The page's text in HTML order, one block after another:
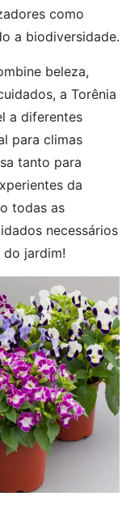
como
a biodiversidade.
beleza,
a Torênia
a diferentes
para climas
tanto para
da
todas as
necessários
jardim!